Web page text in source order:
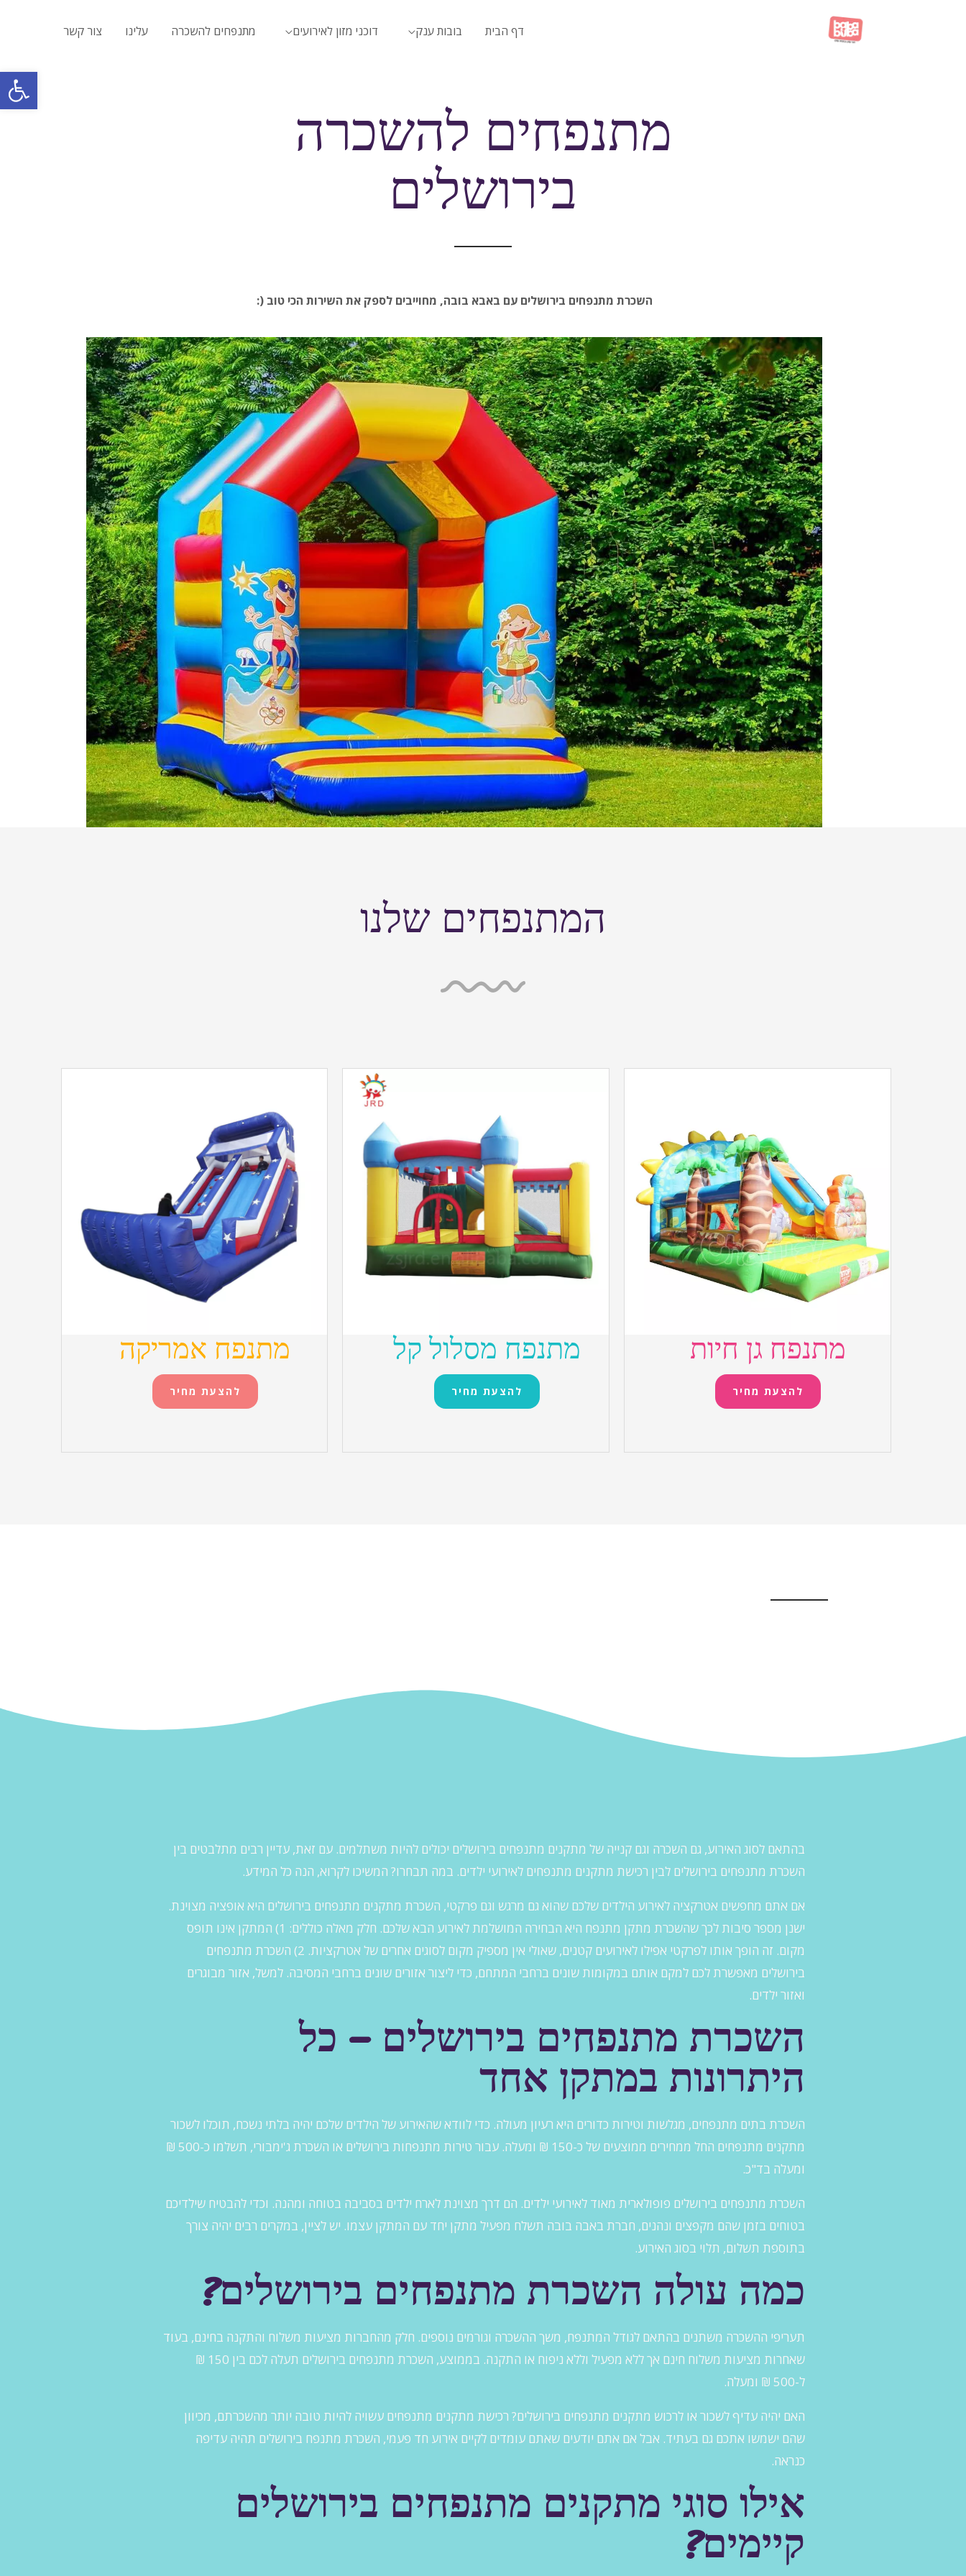
פתח
דף הבית בובות ענק דוכני מזון לאירועים מתנפחים להשכרה עלינו צור קשר
מתנפחים להשכרה
בירושלים
השכרת מתנפחים בירושלים עם באבא בובה, מחוייבים לספק את השירות הכי טוב (:
המתנפחים שלנו
מתנפח גן חיות
להצעת מחיר
מתנפח מסלול קל
להצעת מחיר
מתנפח אמריקה
להצעת מחיר
בהתאם לסוג האירוע, גם השכרה וגם קנייה של מתקנים מתנפחים בירושלים יכולים להיות משתלמים. עם זאת, עדיין רבים מתלבטים בין
השכרת מתנפחים בירושלים לבין רכישת מתקנים מתנפחים לאירועי ילדים. במה תבחרו? המשיכו לקרוא, הנה כל המידע.
אם אתם מחפשים אטרקציה לאירוע הילדים שלכם שהוא גם מרגש וגם פרקטי, השכרת מתקנים מתנפחים בירושלים היא אופציה מצוינת.
ישנן מספר סיבות לכך שהשכרת מתקן מתנפח היא הבחירה המושלמת לאירוע הבא שלכם. חלק מאלה כוללים: 1) המתקן אינו תופס
מקום. זה הופך אותו לפרקטי אפילו לאירועים קטנים, שאולי אין מספיק מקום לסוגים אחרים של אטרקציות. 2) השכרת מתנפחים
בירושלים מאפשרת לכם למקם אותם במקומות שונים ברחבי המתחם, כדי ליצור אזורים שונים ברחבי המסיבה. למשל, אזור מבוגרים
ואזור ילדים.
השכרת מתנפחים בירושלים – כל
היתרונות במתקן אחד
השכרת בתים מתנפחים, מגלשות וטירות כדורים היא רעיון מעולה. כדי לוודא שהאירוע של הילדים שלכם יהיה בלתי נשכח, תוכלו לשכור
מתקנים מתנפחים החל ממחירים ממוצעים של כ-150 ₪ ומעלה. עבור טירות מתנפחות בירושלים או השכרת ג'ימבורי, תשלמו כ-500 ₪
ומעלה בד"כ.
השכרת מתנפחים בירושלים פופולארית מאוד לאירועי ילדים. הם דרך מצוינת לארח ילדים בסביבה בטוחה ומהנה. וכדי להבטיח שילדיכם
בטוחים בזמן שהם מקפצים ונהנים, חברת באבה בובה תשלח מפעיל מתקן יחד עם המתקן עצמו. יש לציין, במקרים רבים יהיה צורך
בתוספת תשלום, תלוי בסוג האירוע.
כמה עולה השכרת מתנפחים בירושלים?
תעריפי ההשכרה משתנים בהתאם לגודל המתנפח, משך ההשכרה וגורמים נוספים. חלק מהחברות מציעות משלוח והתקנה בחינם, בעוד
שאחרות מציעות משלוח חינם אך ללא מפעיל וללא ניפוח או התקנה. בממוצע, השכרת מתנפחים בירושלים תעלה לכם בין 150 ₪
ל-500 ₪ ומעלה.
האם יהיה עדיף לשכור או לרכוש מתקנים מתנפחים בירושלים? רכישת מתקנים מתנפחים עשויה להיות טובה יותר מהשכרתם, מכיוון
שהם ישמשו אתכם גם בעתיד. אבל אם אתם יודעים שאתם עומדים לקיים אירוע חד פעמי, השכרת מתנפח בירושלים תהיה עדיפה
כנראה.
אילו סוגי מתקנים מתנפחים בירושלים
קיימים?